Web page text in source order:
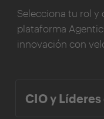
Selecciona tu rol y
plataforma
innovación con
CIO y